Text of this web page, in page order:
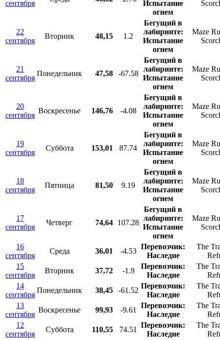
сентября
Испытание
огнем
22
сентября
Вторник 48,15 1.2
Бегущий в
лабиринте:
Испытание
огнем
Maze
21
сентября
Понедельник 47,58 -67.58
Бегущий в
лабиринте:
Испытание
огнем
Maze
20
сентября
Воскресенье 146,76 -4.08
Бегущий в
лабиринте:
Испытание
огнем
Maze
19
сентября
Суббота 153,01 87.74
Бегущий в
лабиринте:
Испытание
огнем
Maze
18
сентября
Пятница 81,50 9.19
Бегущий в
лабиринте:
Испытание
огнем
Maze
17
сентября
Четверг 74,64 107.28
Бегущий в
лабиринте:
Испытание
огнем
Maze
16
сентября
Среда 36,01 -4.53
Перевозчик:
Наследие
The
15
сентября
Вторник 37,72 -1.9
Перевозчик:
Наследие
The
14
сентября
Понедельник 38,45 -61.52
Перевозчик:
Наследие
The
13
сентября
Воскресенье 99,93 -9.61
Перевозчик:
Наследие
The
12
сентября
Суббота 110,55 74.51
Перевозчик:
Наследие
The